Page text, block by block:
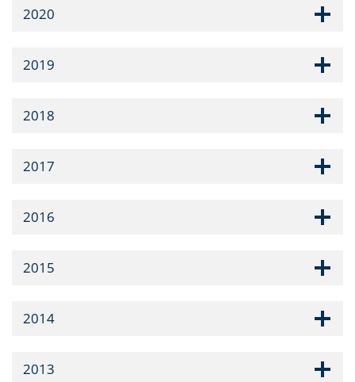
2020
2019
2018
2017
2016
2015
2014
2013